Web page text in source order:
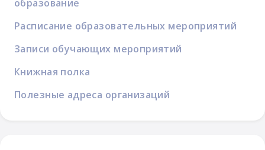
образование
Расписание образовательных мероприятий
Записи обучающих мероприятий
Книжная полка
Полезные адреса организаций